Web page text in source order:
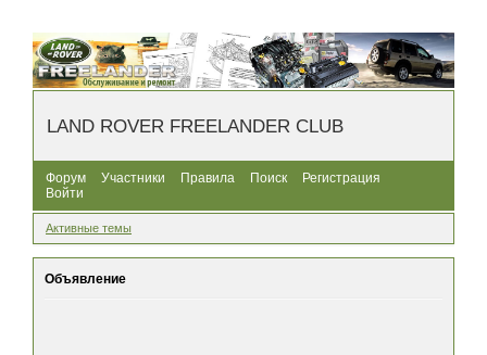
LAND ROVER FREELANDER CLUB
Форум Участники Правила Поиск
Регистрация
Войти
Активные темы
Объявление